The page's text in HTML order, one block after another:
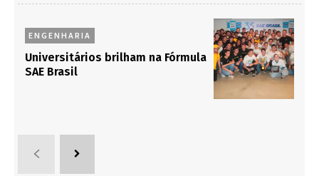
ENGENHARIA
Universitários brilham na Fórmula
SAE Brasil